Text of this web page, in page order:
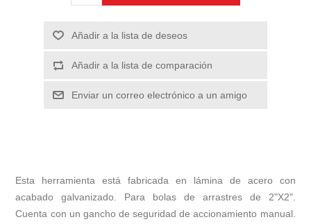
Añadir a la lista de deseos
Añadir a la lista de comparación
Enviar un correo electrónico a un amigo
Esta herramienta está fabricada en lámina de acero con
acabado galvanizado. Para bolas de arrastres de 2"X2".
Cuenta con un gancho de seguridad de accionamiento manual.